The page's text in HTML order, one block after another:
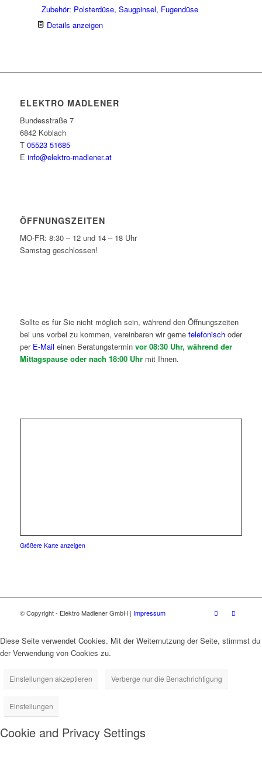
Zubehör: Polsterdüse, Saugpinsel, Fugendüse
Details anzeigen
ELEKTRO MADLENER
Bundesstraße 7
6842 Koblach
T 05523 51685
E info@elektro-madlener.at
ÖFFNUNGSZEITEN
MO-FR: 8:30 – 12 und 14 – 18 Uhr
Samstag geschlossen!
Sollte es für Sie nicht möglich sein, während den Öffnungszeiten
bei uns vorbei zu kommen, vereinbaren wir gerne telefonischoder
per E-Mail einen Beratungstermin vor 08:30 Uhr, während der
Mittagspause oder nach 18:00 Uhrmit Ihnen.
Größere Karte anzeigen
© Copyright - Elektro Madlener GmbH | Impressum
Diese Seite verwendet Cookies. Mit der Weiternutzung der Seite, stimmst du
der Verwendung von Cookies zu.
Einstellungen akzeptieren Verberge nur die Benachrichtigung
Einstellungen
Cookie and Privacy Settings